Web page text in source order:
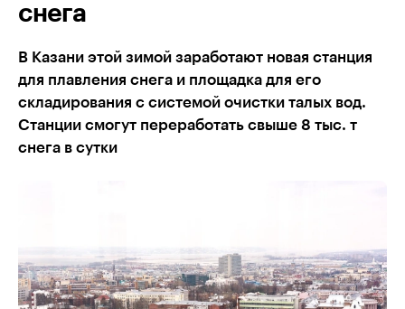
снега
В Казани этой зимой заработают новая станция
для плавления снега и площадка для его
складирования с системой очистки талых вод.
Станции смогут переработать свыше 8 тыс. т
снега в сутки